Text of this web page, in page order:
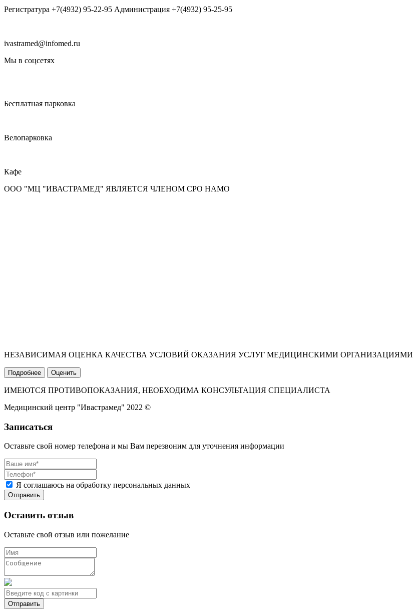
Регистратура +7(4932) 95-22-95 Администрация +7(4932) 95-25-95
ivastramed@infomed.ru
Мы в соцсетях
Бесплатная парковка
Велопарковка
Кафе
ООО "МЦ "ИВАСТРАМЕД" ЯВЛЯЕТСЯ ЧЛЕНОМ СРО НАМО
НЕЗАВИСИМАЯ ОЦЕНКА КАЧЕСТВА УСЛОВИЙ ОКАЗАНИЯ УСЛУГ МЕДИЦИНСКИМИ ОРГАНИЗАЦИЯМИ
Подробнее Оценить
ИМЕЮТСЯ ПРОТИВОПОКАЗАНИЯ, НЕОБХОДИМА КОНСУЛЬТАЦИЯ СПЕЦИАЛИСТА
Медицинский центр "Ивастрамед" 2022 ©
Записаться
Оставьте свой номер телефона и мы Вам перезвоним для уточнения информации
Я соглашаюсь на обработку персональных данных
Оставить отзыв
Оставьте свой отзыв или пожелание
Отправить